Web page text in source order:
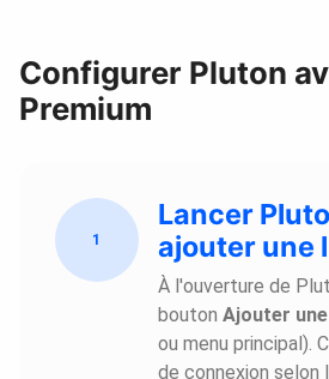
Configurer Pluton
Premium
1
Lancer
ajouter une
À l'ouverture de
boutonAjouter
ou menu principal).
de connexion selon